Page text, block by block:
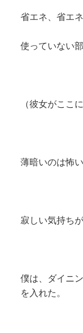
省エネ、省エネ
使っていない
（彼女がここ
薄暗いのは怖い
寂しい気持ち
僕は、ダイニ
を入れた。